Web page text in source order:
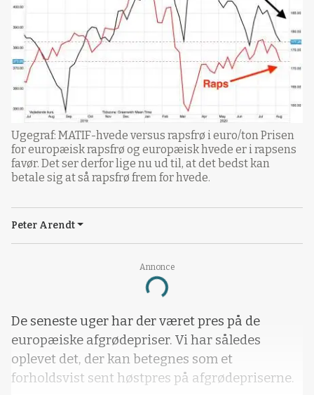
Annonce
Loading...
Ugegraf: MATIF-hvede versus rapsfrø i euro/ton Prisen
for europæisk rapsfrø og europæisk hvede er i rapsens
favør. Det ser derfor lige nu ud til, at det bedst kan
betale sig at så rapsfrø frem for hvede.
Peter Arendt
De seneste uger har der været pres på de
europæiske afgrødepriser. Vi har således
oplevet det, der kan betegnes som et
forholdsvist sent høstpres på afgrødepriserne.